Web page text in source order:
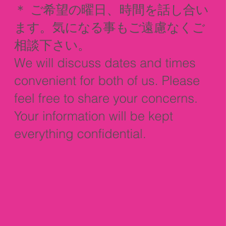
＊​ ご希望の曜日、時間を話し合い
ます。気になる事もご遠慮なくご
相談下さい。
We will discuss dates and times
convenient for both of us. Please
feel free to share your concerns.
Your information will be kept
everything confidential.